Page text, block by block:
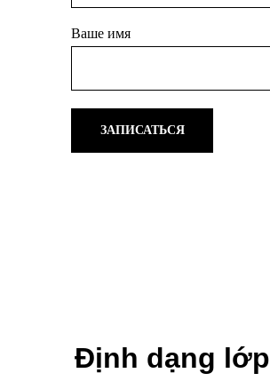
Ваше имя
ЗАПИСАТЬСЯ
Định dạng lớp